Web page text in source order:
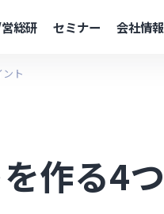
総研 セミナー 会社情報
ト
作る4つ